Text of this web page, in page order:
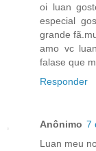
oi luan
especial
grande
amo vc
falase que
Responder
Anônimo 7
Luan meu